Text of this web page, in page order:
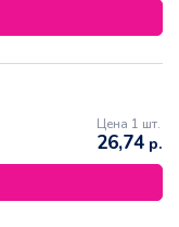
Цена 1 шт.
26,74 р.